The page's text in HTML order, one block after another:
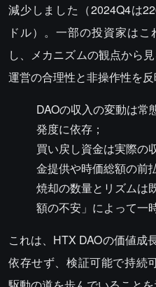
減少しました（2024Q4は
ドル）。一部の投資家は
し、メカニズムの観点から
運営の合理性と非操作性を反
DAOの収入の変動は常
発度に依存；
買い戻し資金は実際の
金提供や時価総額の前
焼却の数量とリズムは
額の不安」によって一
これは、HTX DAOの価値成
依存せず、検証可能で持続